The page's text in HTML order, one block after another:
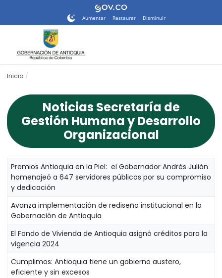
sitio
de
Aumentar Restaurar Disminuir
Inicio
Noticias Secretaría de
Gestión Humana y Desarrollo
Organizacional
Premios Antioquia en la Piel: el Gobernador Andrés Julián
homenajeó a 647 servidores públicos por su compromiso
y dedicación
Avanza implementación de rediseño institucional en la
Gobernación de Antioquia
El Fondo de Vivienda de Antioquia asignó créditos para la
vigencia 2024
Cumplimos: Antioquia tiene un gobierno austero,
eficiente y sin excesos